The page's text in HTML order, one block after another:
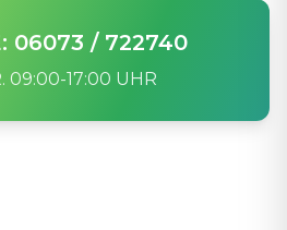
06073 / 722740
09:00-17:00 UHR